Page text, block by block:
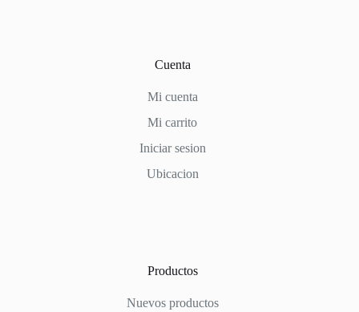
Cuenta
Mi cuenta
Mi carrito
Iniciar sesion
Ubicacion
Productos
Nuevos productos